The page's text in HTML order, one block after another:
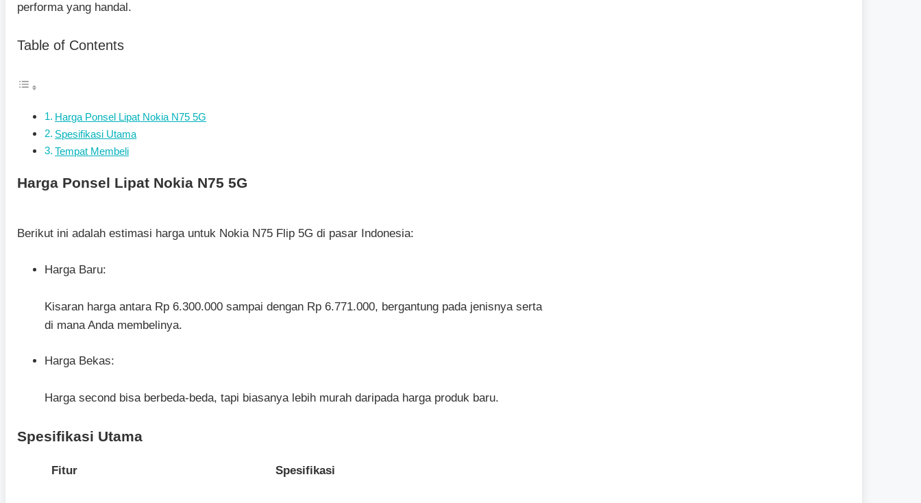
performa yang handal.
Table of Contents
Harga Ponsel Lipat Nokia N75 5G
Spesifikasi Utama
Tempat Membeli
Harga Ponsel Lipat Nokia N75 5G
Berikut ini adalah estimasi harga untuk Nokia N75 Flip 5G di pasar Indonesia:
Harga Baru:
Kisaran harga antara Rp 6.300.000 sampai dengan Rp 6.771.000, bergantung pada jenisnya serta
di mana Anda membelinya.
Harga Bekas:
Harga second bisa berbeda-beda, tapi biasanya lebih murah daripada harga produk baru.
Spesifikasi Utama
Fitur Spesifikasi